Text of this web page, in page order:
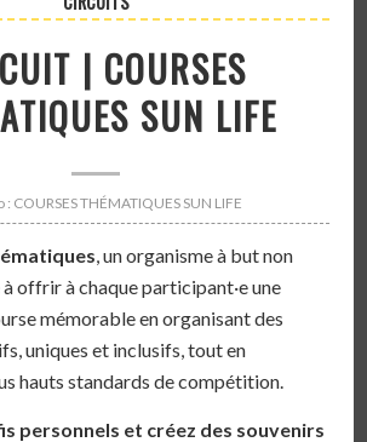
| COURSES
SUN LIFE
COURSES THÉMATIQUES SUN LIFE
, un organisme à but non
à offrir à chaque participant·e une
mémorable en organisant des
uniques et inclusifs, tout en
hauts standards de compétition.
personnels et créez des souvenirs